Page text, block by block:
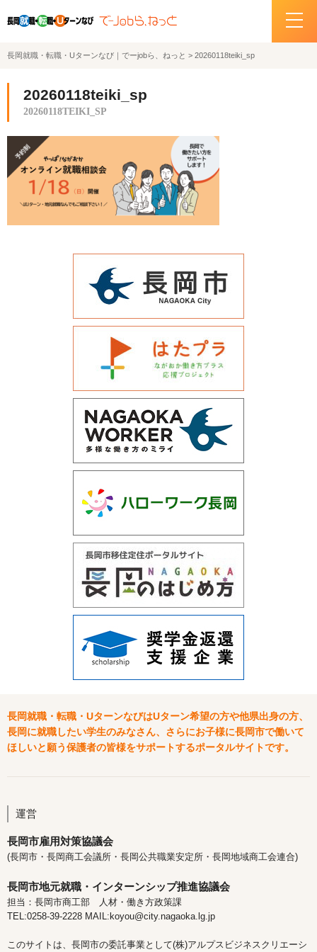
ホーム
イベント情報
企業・求人情報
サポートデスクの紹介
関連機関リンク
長岡就職・転職・Uターンなび｜でーjobら、ねっと > 20260118teiki_sp
20260118teiki_sp
20260118TEIKI_SP
長岡就職・転職・UターンなびはUターン希望の方や他県出身の方、
長岡に就職したい学生のみなさん、さらにお子様に長岡市で働いて
ほしいと願う保護者の皆様をサポートするポータルサイトです。
運営
長岡市雇用対策協議会
(長岡市・長岡商工会議所・長岡公共職業安定所・長岡地域商工会連合)
長岡市地元就職・インターンシップ推進協議会
担当：長岡市商工部 人材・働き方政策課
TEL:0258-39-2228 MAIL:koyou@city.nagaoka.lg.jp
このサイトは、長岡市の委託事業として(株)アルプスビジネスクリエーシ